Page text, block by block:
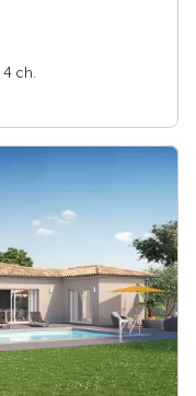
| 4 ch.